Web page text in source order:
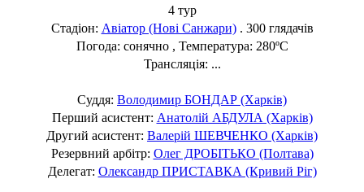
4 тур
Стадіон: Авіатор (Нові Санжари). 300 глядачів
Погода: сонячно , Температура: 280ºC
Трансляція: ...
Суддя: Володимир БОНДАР (Харків)
Перший асистент: Анатолій АБДУЛА (Харків)
Другий асистент: Валерій ШЕВЧЕНКО (Харків)
Резервний арбітр: Олег ДРОБІТЬКО (Полтава)
Делегат: Олександр ПРИСТАВКА (Кривий Ріг)